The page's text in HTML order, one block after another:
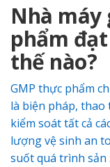
Nhà máy
phẩm
thế nào?
GMP thực phẩm
là biện pháp, thao
kiểm soát tất cả
lượng vệ sinh an
suốt quá trình sản